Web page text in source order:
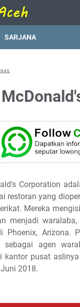
SARJANA
Corporation
restoran yang
Mereka
menjadi
Arizona.
sebagai agen
kantor pusat
2018.